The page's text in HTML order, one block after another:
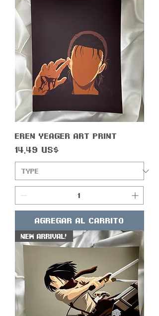
Eren Yeager Art Print
Precio
14,49 US$
Agregar al carrito
New Arrival!